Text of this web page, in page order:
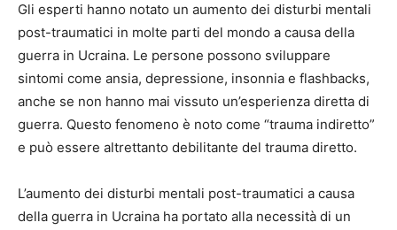
Gli esperti hanno notato un aumento dei disturbi mentali
post-traumatici in molte parti del mondo a causa della
guerra in Ucraina. Le persone possono sviluppare
sintomi come ansia, depressione, insonnia e flashbacks,
anche se non hanno mai vissuto un’esperienza diretta di
guerra. Questo fenomeno è noto come “trauma indiretto”
e può essere altrettanto debilitante del trauma diretto.
L’aumento dei disturbi mentali post-traumatici a causa
della guerra in Ucraina ha portato alla necessità di un